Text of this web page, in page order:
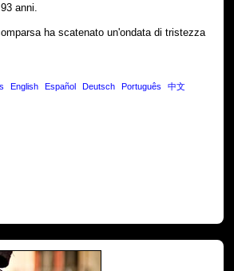
anni.
ha scatenato un'ondata di tristezza
English Español Deutsch Português 中文